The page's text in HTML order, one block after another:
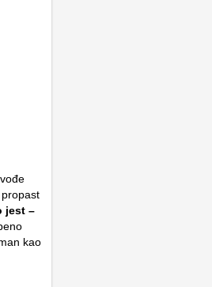
jest –
kao